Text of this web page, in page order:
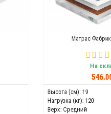
Матрас
На
Высота (см): 19
Нагрузка (кг): 120
Верх: Средний